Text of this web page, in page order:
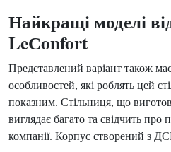
Найкращі моделі
LeСonfort
Представлений варіант також
особливостей, які роблять цей
показним. Стільниця, що
виглядає багато та свідчить
компанії. Корпус створений з